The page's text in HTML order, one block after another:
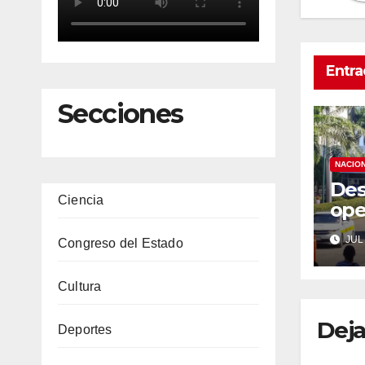
Secciones
Ciencia
Congreso del Estado
Cultura
Deportes
de
JUL